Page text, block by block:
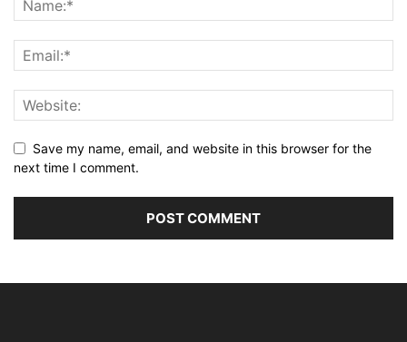
Save my name, email, and website in this browser for the
next time I comment.